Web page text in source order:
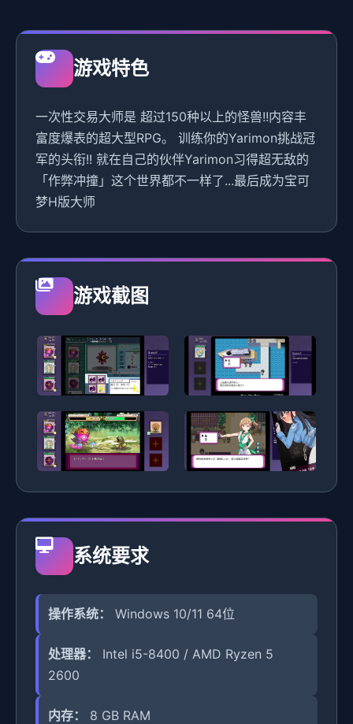
游戏特色
一次性交易大师是 超过150种以上的怪兽!!内容丰
富度爆表的超大型RPG。 训练你的Yarimon挑战冠
军的头衔!! 就在自己的伙伴Yarimon习得超无敌的
「作弊冲撞」这个世界都不一样了...最后成为宝可
梦H版大师
游戏截图
系统要求
操作系统： Windows 10/11 64位
处理器：
Intel i5-8400 / AMD Ryzen 5
2600
内存： 8 GB RAM